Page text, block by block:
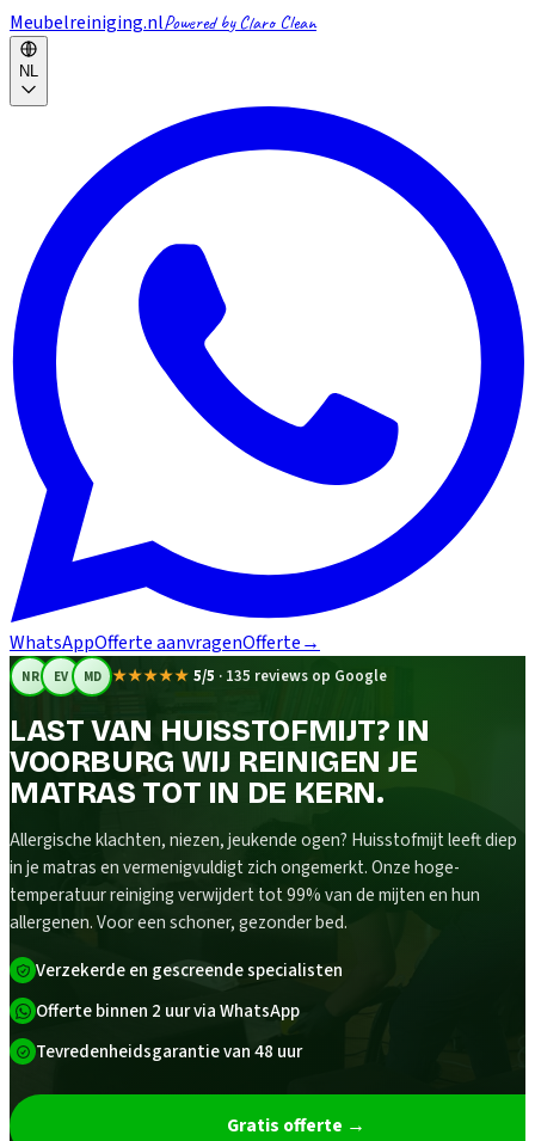
Meubelreiniging.nlPowered by Claro Clean
NL
WhatsAppOfferte aanvragenOfferte→
NR EV MD ★★★★★ 5/5 · 135 reviews op Google
LAST VAN HUISSTOFMIJT? IN
VOORBURG WIJ REINIGEN JE
MATRAS TOT IN DE KERN.
Allergische klachten, niezen, jeukende ogen? Huisstofmijt leeft diep
in je matras en vermenigvuldigt zich ongemerkt. Onze hoge-
temperatuur reiniging verwijdert tot 99% van de mijten en hun
allergenen. Voor een schoner, gezonder bed.
Verzekerde en gescreende specialisten
Offerte binnen 2 uur via WhatsApp
Tevredenheidsgarantie van 48 uur
Gratis offerte →